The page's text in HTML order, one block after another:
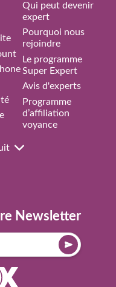
Qui peut devenir
expert
Pourquoi nous
rejoindre
Le programme
Super Expert
Avis d'experts
Programme
d’affiliation
voyance
Newsletter